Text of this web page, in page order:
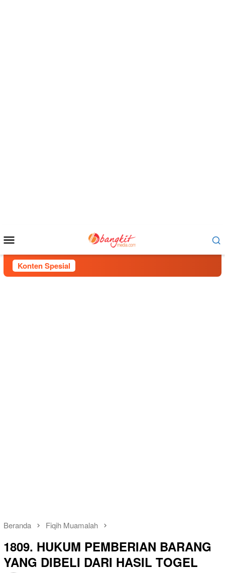
Mobile
Konten Spesial
Beranda Fiqih Muamalah
1809. HUKUM PEMBERIAN BARANG
YANG DIBELI DARI HASIL TOGEL